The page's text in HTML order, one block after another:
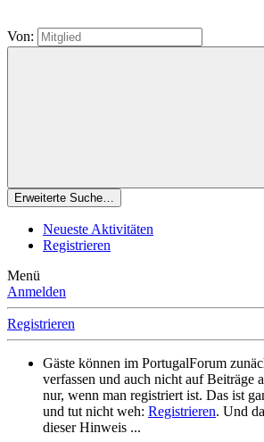
Von:
Erweiterte Suche…
Neueste Aktivitäten
Registrieren
Menü
Anmelden
Registrieren
Gäste können im PortugalForum
verfassen und auch nicht auf Beiträge
nur, wenn man registriert ist. Das ist
und tut nicht weh: Registrieren. Und
dieser Hinweis ...